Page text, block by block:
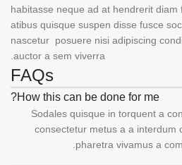
habitasse neque ad at hendrerit diam
atibus quisque suspen disse fusce
nascetur posuere nisi adipiscing
auctor a sem viverra.
FAQs
How this can be done for me?
Sodales quisque in torquent a
consectetur metus a a interdum
pharetra vivamus a